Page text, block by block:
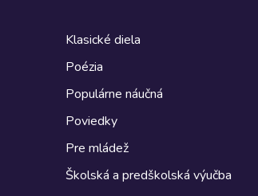
Klasické diela
Poézia
Populárne náučná
Poviedky
Pre mládež
Školská a predškolská výučba